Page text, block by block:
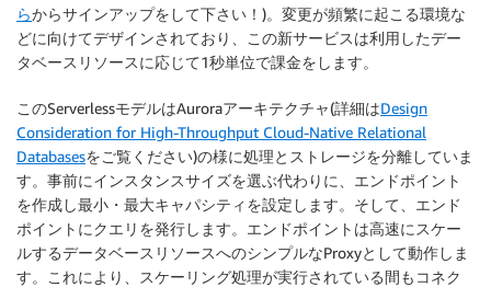
らからサインアップをして下さい！)。変更が頻繁に起こる環境な
どに向けてデザインされており、この新サービスは利用したデー
タベースリソースに応じて1秒単位で課金をします。
このServerlessモデルはAuroraアーキテクチャ(詳細はDesign
Consideration for High-Throughput Cloud-Native Relational
Databasesをご覧ください)の様に処理とストレージを分離していま
す。事前にインスタンスサイズを選ぶ代わりに、エンドポイント
を作成し最小・最大キャパシティを設定します。そして、エンド
ポイントにクエリを発行します。エンドポイントは高速にスケー
ルするデータベースリソースへのシンプルなProxyとして動作しま
す。これにより、スケーリング処理が実行されている間もコネク